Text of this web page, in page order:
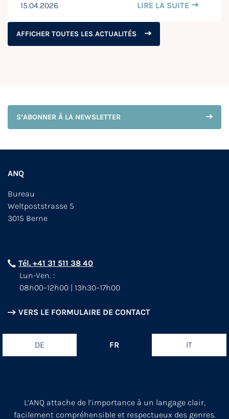
15.04.2026
LIRE LA SUITE
AFFICHER TOUTES LES ACTUALITÉS
S’ABONNER À LA NEWSLETTER
ANQ
Bureau
Weltpoststrasse 5
3015 Berne
Tél. +41 31 511 38 40
Lun-Ven. :
08h00–12h00 | 13h30–17h00
VERS LE FORMULAIRE DE CONTACT
DE FR IT
L’ANQ attache de l’importance à un langage clair,
facilement compréhensible et respectueux des genres.